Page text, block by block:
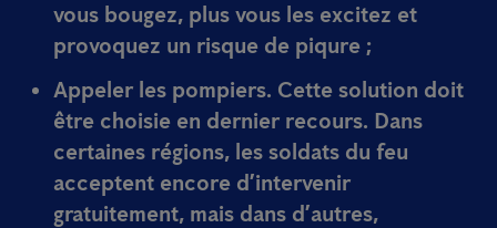
vous bougez, plus vous les excitez et
provoquez un risque de piqure ;
Appeler les pompiers. Cette solution doit
être choisie en dernier recours. Dans
certaines régions, les soldats du feu
acceptent encore d’intervenir
gratuitement, mais dans d’autres,